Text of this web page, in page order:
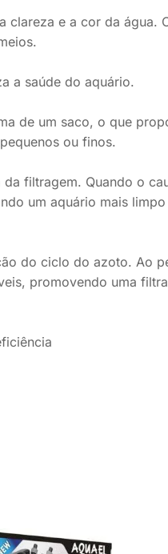
clareza e a cor da água.
a saúde do aquário.
de um saco, o que
ou finos.
filtragem. Quando o
um aquário mais
do ciclo do azoto. Ao
promovendo uma